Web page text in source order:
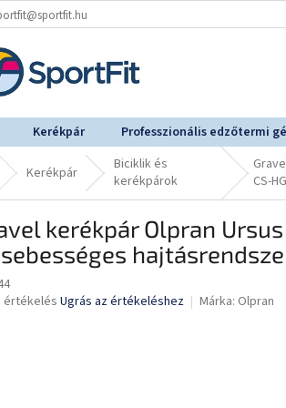
Kerékpár Professzionális edzőtermi
Kerékpár
Biciklik és
kerékpárok
CS-
kerékpár Olpran
értékelés Ugrás az értékeléshez Márka: Olpran